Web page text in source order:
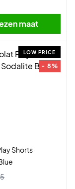
maat
LOW PRICE
- 8%
Shorts